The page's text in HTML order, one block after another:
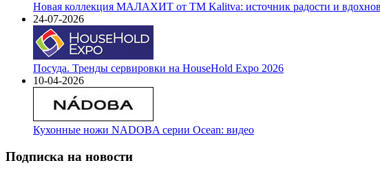
Новая коллекция МАЛАХИТ от ТМ Kalitva: источник радости и
24-07-2026
Посуда. Тренды сервировки на HouseHold Expo 2026
10-04-2026
Кухонные ножи NADOBA серии Ocean: видео
Подписка на новости